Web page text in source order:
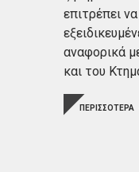
επιτρέπει
αναφορικά
και του
ΠΕΡΙΣΣΟΤΕΡΑ